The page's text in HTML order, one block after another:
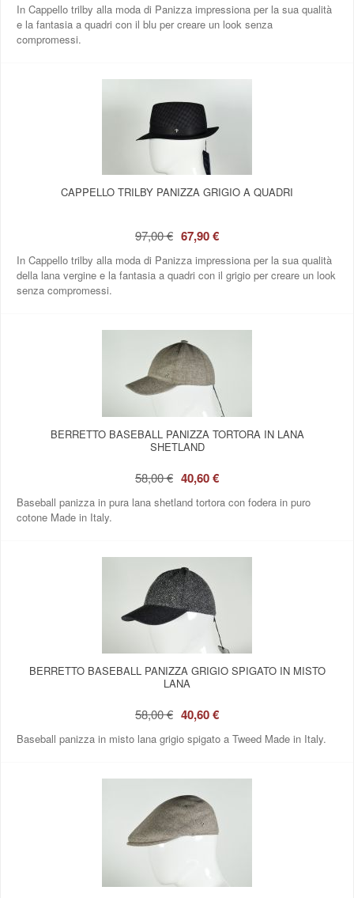
In Cappello trilby alla moda di Panizza impressiona per la sua qualità
e la fantasia a quadri con il blu per creare un look senza
compromessi.
CAPPELLO TRILBY PANIZZA GRIGIO A QUADRI
97,00 € 67,90 €
In Cappello trilby alla moda di Panizza impressiona per la sua qualità
della lana vergine e la fantasia a quadri con il grigio per creare un look
senza compromessi.
BERRETTO BASEBALL PANIZZA TORTORA IN LANA
SHETLAND
58,00 € 40,60 €
Baseball panizza in pura lana shetland tortora con fodera in puro
cotone Made in Italy.
BERRETTO BASEBALL PANIZZA GRIGIO SPIGATO IN MISTO
LANA
58,00 € 40,60 €
Baseball panizza in misto lana grigio spigato a Tweed Made in Italy.